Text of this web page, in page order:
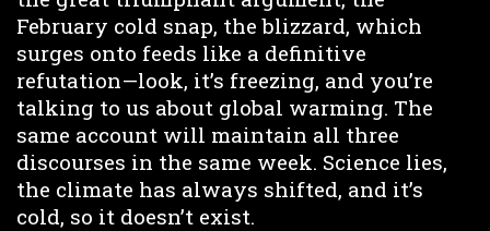
February cold snap, the blizzard, which
surges onto feeds like a definitive
refutation—look, it’s freezing, and you’re
talking to us about global warming. The
same account will maintain all three
discourses in the same week. Science lies,
the climate has always shifted, and it’s
cold, so it doesn’t exist.